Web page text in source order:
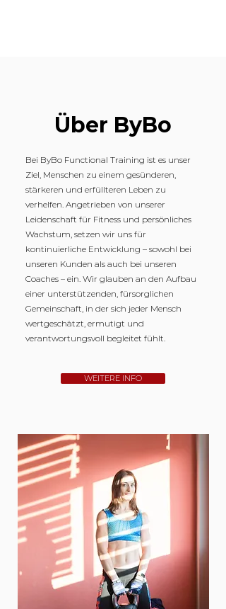
Über ByBo
Bei ByBo Functional Training ist es unser
Ziel, Menschen zu einem gesünderen,
stärkeren und erfüllteren Leben zu
verhelfen. Angetrieben von unserer
Leidenschaft für Fitness und persönliches
Wachstum, setzen wir uns für
kontinuierliche Entwicklung – sowohl bei
unseren Kunden als auch bei unseren
Coaches – ein. Wir glauben an den Aufbau
einer unterstützenden, fürsorglichen
Gemeinschaft, in der sich jeder Mensch
wertgeschätzt, ermutigt und
verantwortungsvoll begleitet fühlt.
WEITERE INFO